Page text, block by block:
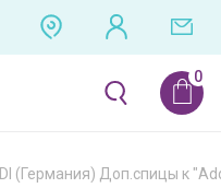
(Германия) Доп.спицы к